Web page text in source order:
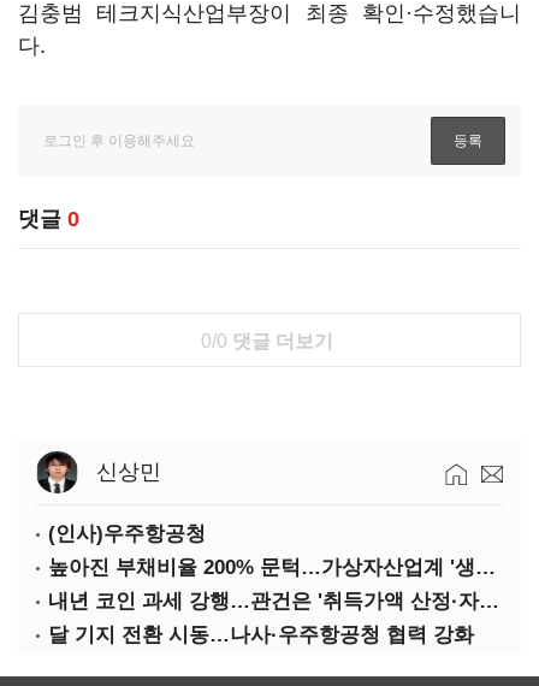
김충범 테크지식산업부장이 최종 확인·수정했습니
다.
댓글 0
0/0 댓글 더보기
신상민
(인사)우주항공청
높아진 부채비율 200% 문턱…가상자산업계 '생존 시험대'
내년 코인 과세 강행…관건은 '취득가액 산정·자산 이동'
달 기지 전환 시동…나사·우주항공청 협력 강화